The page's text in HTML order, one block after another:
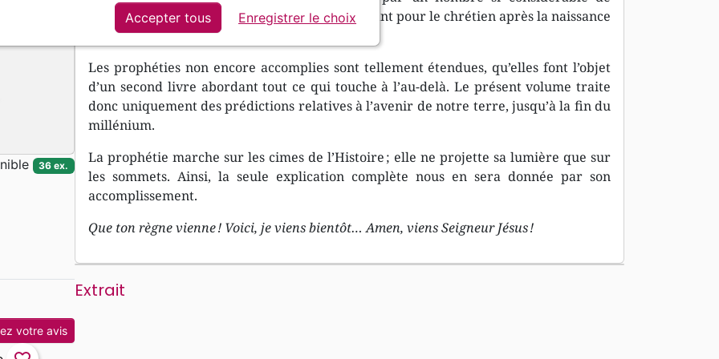
passages, qu’il n’est guère de sujet plus important pour le chrétien après la naissance
et la mort du Sauveur.
Les prophéties non encore accomplies sont tellement étendues, qu’elles font l’objet
d’un second livre abordant tout ce qui touche à l’au-delà. Le présent volume traite
donc uniquement des prédictions relatives à l’avenir de notre terre, jusqu’à la fin du
millénium.
La prophétie marche sur les cimes de l’Histoire ; elle ne projette sa lumière que sur
les sommets. Ainsi, la seule explication complète nous en sera donnée par son
accomplissement.
Que ton règne vienne ! Voici, je viens bientôt… Amen, viens Seigneur Jésus !
Extrait
36 ex.
votre avis
Accepter tous Enregistrer le choix